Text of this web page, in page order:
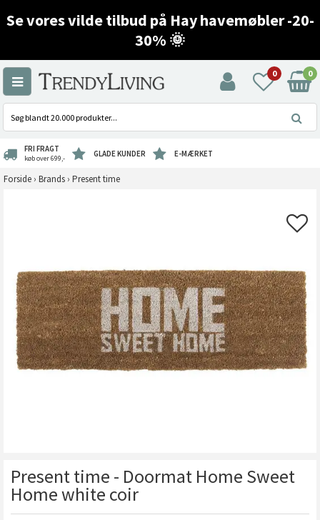
Se vores vilde tilbud på Hay havemøbler -20-
30% 🌞
0 0
FRI FRAGT
køb over 699,- GLADE KUNDER E-MÆRKET
Forside › Brands › Present time
Present time - Doormat Home Sweet
Home white coir